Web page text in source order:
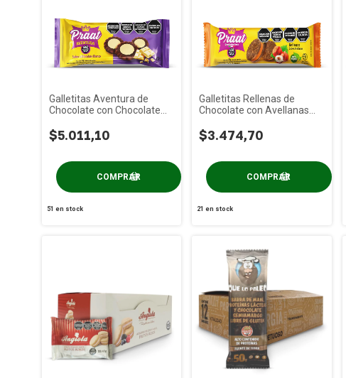
Galletitas Aventura de
Chocolate con Chocolate
$5.011,10
51 en stock
Galletitas Rellenas de
Chocolate con Avellanas
$3.474,70
21 en stock